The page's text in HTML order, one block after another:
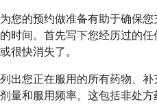
为您的预约做准备有助于确保
的时间。首先写下您经历过的
或很快消失了。
列出您正在服用的所有药物、
剂量和服用频率。这包括非处